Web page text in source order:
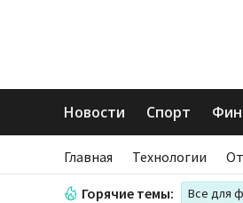
Новости Спорт
Главная Технологии
Горячие темы: Все для